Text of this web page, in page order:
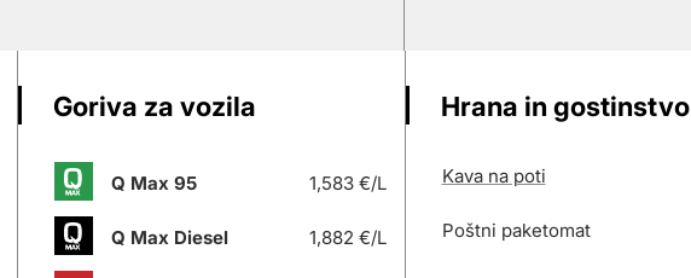
Goriva za vozila
Q Max 95 1,583 €/L
Q Max Diesel 1,882 €/L
Hrana in gostinstvo
Kava na poti
Poštni paketomat